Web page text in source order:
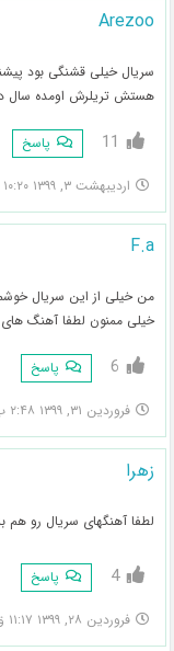
Arezoo
هستش تریلرش اومده سال
11 پاسخ
اردیبهشت ۳, ۱۳۹۹ ۱۰:۲۰ ب.ظ
F.a
من خیلی از این سریال خوشم
خیلی ممنون لطفا آهنگ
6 پاسخ
فروردین ۳۱, ۱۳۹۹ ۲:۴۸ ب.ظ
زهرا
لطفا آهنگهای سریال رو
4 پاسخ
فروردین ۲۸, ۱۳۹۹ ۱۱:۱۷ ق.ظ